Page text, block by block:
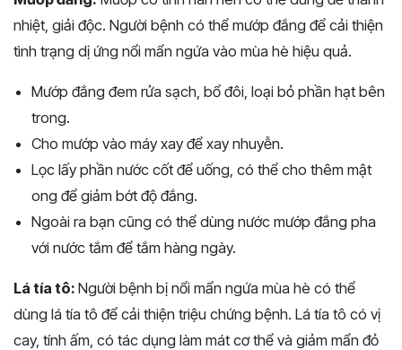
nhiệt, giải độc. Người bệnh có thể mướp đắng để cải thiện
tình trạng dị ứng nổi mẩn ngứa vào mùa hè hiệu quả.
Mướp đắng đem rửa sạch, bổ đôi, loại bỏ phần hạt bên
trong.
Cho mướp vào máy xay để xay nhuyễn.
Lọc lấy phần nước cốt để uống, có thể cho thêm mật
ong để giảm bớt độ đắng.
Ngoài ra bạn cũng có thể dùng nước mướp đắng pha
với nước tắm để tắm hàng ngày.
Lá tía tô: Người bệnh bị nổi mẩn ngứa mùa hè có thể
dùng lá tía tô để cải thiện triệu chứng bệnh. Lá tía tô có vị
cay, tính ấm, có tác dụng làm mát cơ thể và giảm mẩn đỏ